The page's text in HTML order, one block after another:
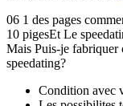
06 1 des pages
10 pigesEt Le
Mais Puis-je fabriquer
speedating?
Condition avec